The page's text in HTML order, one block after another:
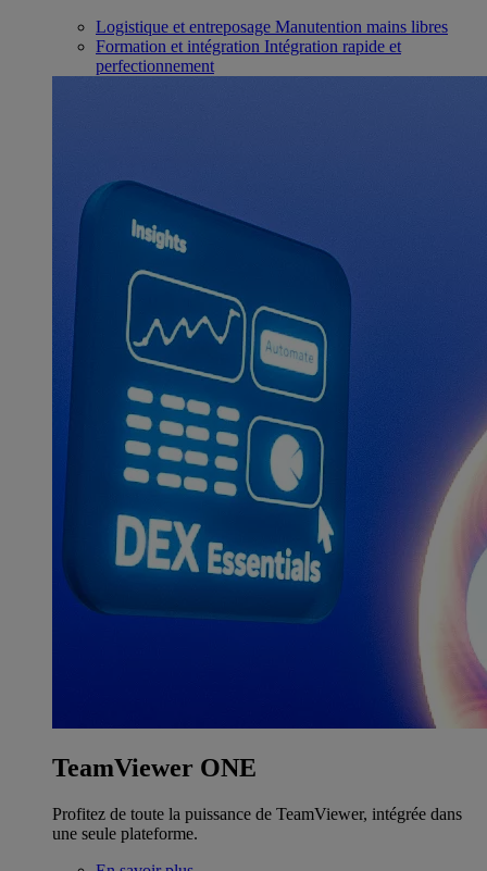
Logistique et entreposage Manutention mains libres
Formation et intégration Intégration rapide et
perfectionnement
TeamViewer ONE
Profitez de toute la puissance de TeamViewer, intégrée dans
une seule plateforme.